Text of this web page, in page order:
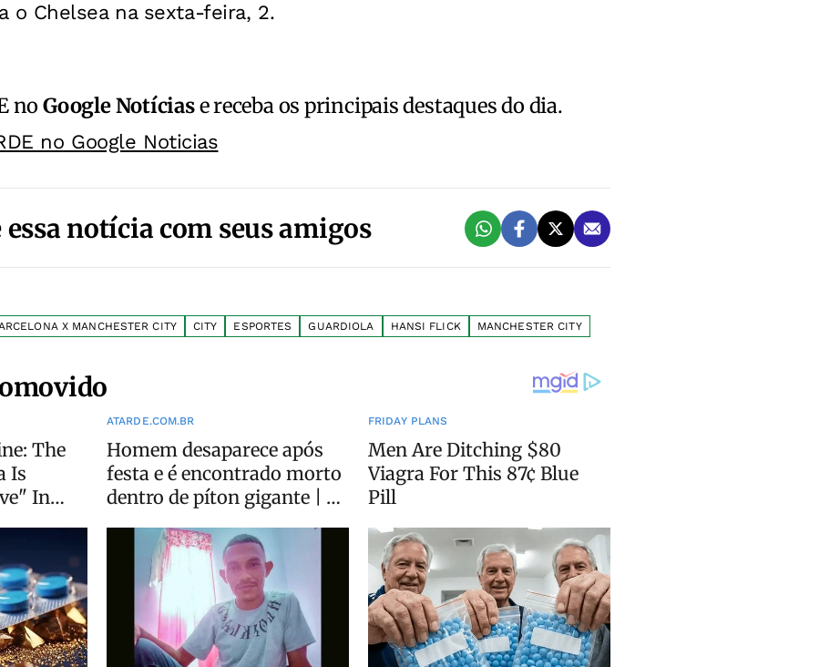
o Chelsea na sexta-feira, 2.
noGoogle Notíciase receba os principais destaques do dia.
no Google Noticias
notícia com seus amigos
X MANCHESTER CITY CITY ESPORTES GUARDIOLA HANSI FLICK MANCHESTER CITY